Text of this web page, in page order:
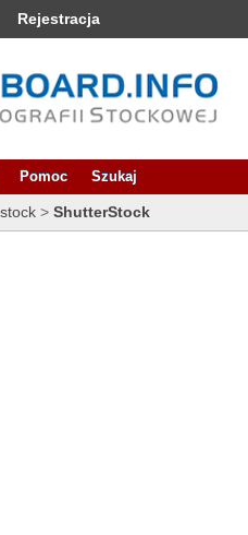
Rejestracja
Pomoc Szukaj
> ShutterStock